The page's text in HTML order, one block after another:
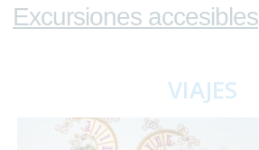
Excursiones accesibles
VIAJES